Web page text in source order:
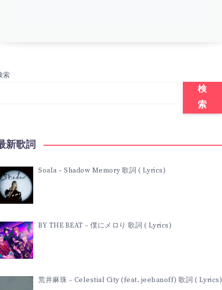
索
検
索
新歌詞
Soala – Shadow Memory 歌詞 ( Lyrics)
BY THE BEAT – 僕にメロり 歌詞 ( Lyrics)
荒井麻珠 – Celestial City (feat. jeebanoff) 歌詞 ( Lyrics)